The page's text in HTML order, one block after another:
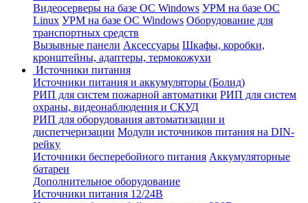
Видеосерверы на базе ОС Windows УРМ на базе ОС
Linux УРМ на базе ОС Windows Оборудование для
транспортных средств
Вызывные панели Аксессуары Шкафы, коробки,
кронштейны, адаптеры, термокожухи
Источники питания
Источники питания и аккумуляторы (Болид)
РИП для систем пожарной автоматики РИП для систем
охраны, видеонаблюдения и СКУД
РИП для оборудования автоматизации и
диспетчеризации Модули источников питания на DIN-
рейку
Источники бесперебойного питания Аккумуляторные
батареи
Дополнительное оборудование
Источники питания 12/24В